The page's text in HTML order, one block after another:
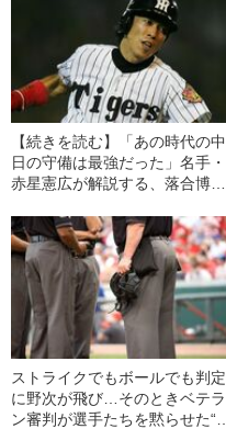
【続きを読む】「あの時代の中
日の守備は最強だった」名手・
赤星憲広が解説する、落合博満
な守備隊形”とは
ストライクでもボールでも判定
に野次が飛び…そのときベテラ
ン審判が選手たちを黙らせた“視